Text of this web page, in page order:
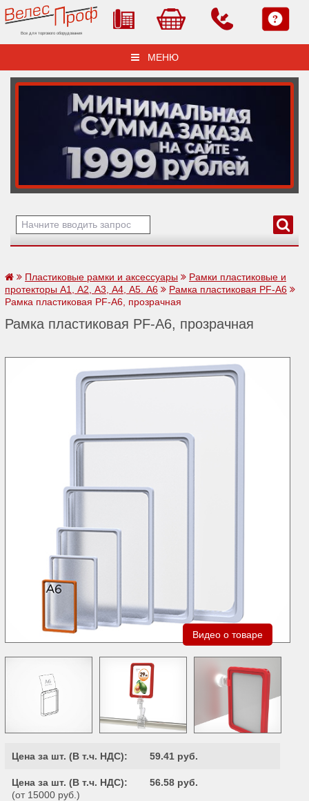
Все для торгового оборудования
МЕНЮ
Пластиковые рамки и аксессуары
Рамки пластиковые и
протекторы А1, А2, А3, А4, А5. А6
Рамка пластиковая PF-А6
Рамка пластиковая PF-А6, прозрачная
Рамка пластиковая PF-А6, прозрачная
Видео о товаре
Цена за шт. (В т.ч. НДС): 59.41 руб.
Цена за шт. (В т.ч. НДС):
(от 15000 руб.)
56.58 руб.